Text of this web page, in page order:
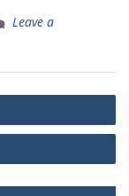
Leave a